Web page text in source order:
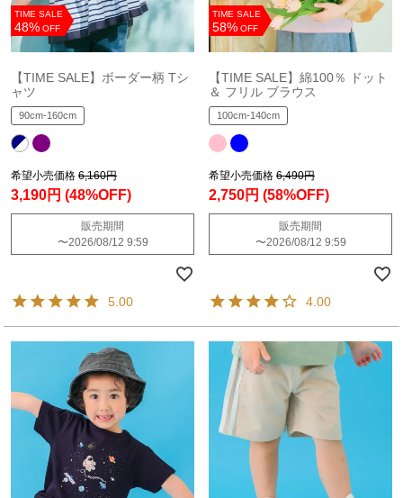
TIME SALE
48% OFF
【TIME SALE】ボーダー柄 Tシ
ャツ
90cm-160cm
希望小売価格 6,160円
3,190円 (48%OFF)
販売期間
〜2026/08/12 9:59
5.00
TIME SALE
58% OFF
【TIME SALE】綿100％ ドット
＆ フリル ブラウス
100cm-140cm
希望小売価格 6,490円
2,750円 (58%OFF)
販売期間
〜2026/08/12 9:59
4.00